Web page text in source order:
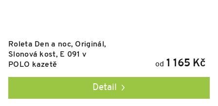
Roleta Den a noc, Originál,
Slonová kost, E 091 v
POLO kazetě
od 1 165 Kč
Detail